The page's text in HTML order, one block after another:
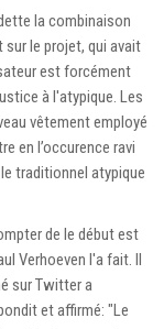
la combinaison
le projet, qui avait
est forcément
à l'atypique. Les
vêtement employé
en l’occurence ravi
traditionnel atypique
de le début est
Verhoeven l'a fait. Il
sur Twitter a
et affirmé: "Le